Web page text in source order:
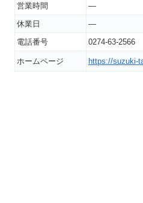
営業時間
―
休業日
―
電話番号
0274-63-2566
ホームページ https://suzuki-